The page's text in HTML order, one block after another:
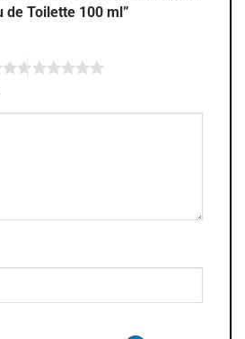
de Toilette 100 ml”